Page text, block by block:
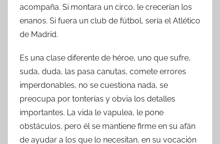
acompaña. Si montara un circo, le crecerían los
enanos. Si fuera un club de fútbol, sería el Atlético
de Madrid.
Es una clase diferente de héroe, uno que sufre,
suda, duda, las pasa canutas, comete errores
imperdonables, no se cuestiona nada, se
preocupa por tonterías y obvia los detalles
importantes. La vida le vapulea, le pone
obstáculos, pero él se mantiene firme en su afán
de ayudar a los que lo necesitan, en su vocación